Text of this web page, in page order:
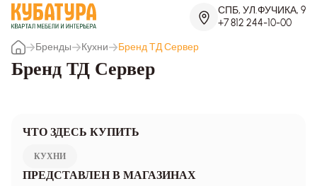
СПБ, УЛ.ФУЧИКА, 9
+7 812 244-10-00
Бренды
Кухни Бренд ТД Сервер
Бренд ТД Сервер
ЧТО ЗДЕСЬ КУПИТЬ
КУХНИ
ПРЕДСТАВЛЕН В МАГАЗИНАХ